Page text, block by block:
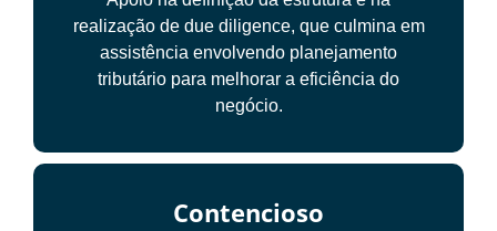
realização de due diligence, que culmina em
assistência envolvendo planejamento
tributário para melhorar a eficiência do
negócio.
Contencioso